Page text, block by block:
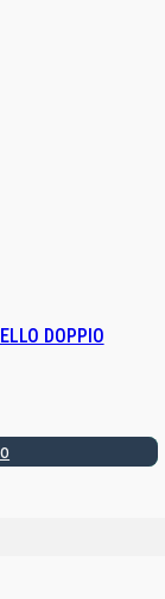
DOPPIO